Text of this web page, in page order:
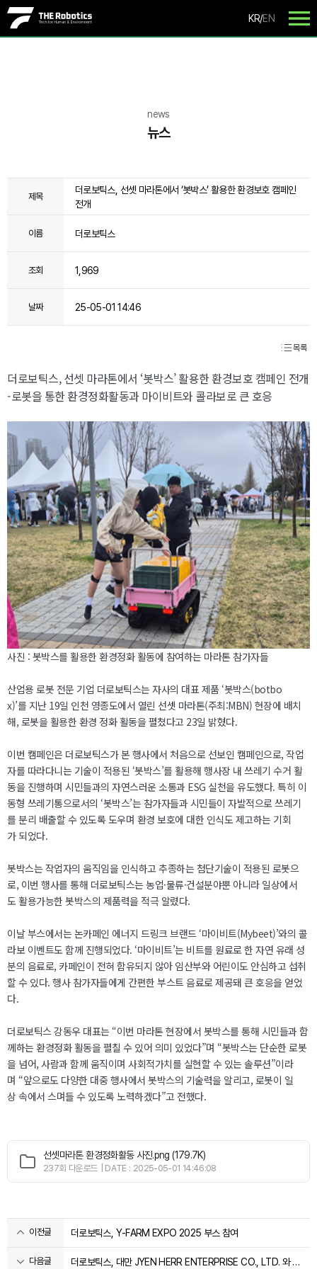
KR/EN
news
뉴스
제목
더로보틱스, 선셋 마라톤에서 ‘봇박스’ 활용한 환경보호 캠페인
전개
이름 더로보틱스
조회 1,969
날짜 25-05-01 14:46
목록
더로보틱스, 선셋 마라톤에서 ‘봇박스’ 활용한 환경보호 캠페인 전개
-로봇을 통한 환경정화활동과 마이비트와 콜라보로 큰 호응
사진 : 봇박스를 활용한 환경정화 활동에 참여하는 마라톤 참가자들
산업용 로봇 전문 기업 더로보틱스는 자사의 대표 제품 ‘봇박스(botbo
x)’를 지난 19일 인천 영종도에서 열린 선셋 마라톤(주최:MBN) 현장에 배치
해, 로봇을 활용한 환경 정화 활동을 펼쳤다고 23일 밝혔다.
이번 캠페인은 더로보틱스가 본 행사에서 처음으로 선보인 캠페인으로, 작업
자를 따라다니는 기술이 적용된 ‘봇박스’를 활용해 행사장 내 쓰레기 수거 활
동을 진행하며 시민들과의 자연스러운 소통과 ESG 실천을 유도했다. 특히 이
동형 쓰레기통으로서의 ‘봇박스’는 참가자들과 시민들이 자발적으로 쓰레기
를 분리 배출할 수 있도록 도우며 환경 보호에 대한 인식도 제고하는 기회
가 되었다.
봇박스는 작업자의 움직임을 인식하고 추종하는 첨단기술이 적용된 로봇으
로, 이번 행사를 통해 더로보틱스는 농업·물류·건설분야뿐 아니라 일상에서
도 활용가능한 봇박스의 제품력을 적극 알렸다.
이날 부스에서는 논카페인 에너지 드링크 브랜드 ‘마이비트(Mybeet)’와의 콜
라보 이벤트도 함께 진행되었다. ‘마이비트’는 비트를 원료로 한 자연 유래 성
분의 음료로, 카페인이 전혀 함유되지 않아 임산부와 어린이도 안심하고 섭취
할 수 있다. 행사 참가자들에게 간편한 부스트 음료로 제공돼 큰 호응을 얻었
다.
더로보틱스 강동우 대표는 “이번 마라톤 현장에서 봇박스를 통해 시민들과 함
께하는 환경정화 활동을 펼칠 수 있어 의미 있었다”며 “봇박스는 단순한 로봇
을 넘어, 사람과 함께 움직이며 사회적가치를 실현할 수 있는 솔루션”이라
며 “앞으로도 다양한 대중 행사에서 봇박스의 기술력을 알리고, 로봇이 일
상 속에서 스며들 수 있도록 노력하겠다”고 전했다.
선셋마라톤 환경정화활동 사진.png (179.7K)
237회 다운로드 | DATE : 2025-05-01 14:46:08
이전글 더로보틱스, Y-FARM EXPO 2025 부스 참여
다음글 더로보틱스, 대만 JYEN HERR ENTERPRISE CO., LTD. 와 MOU 체결